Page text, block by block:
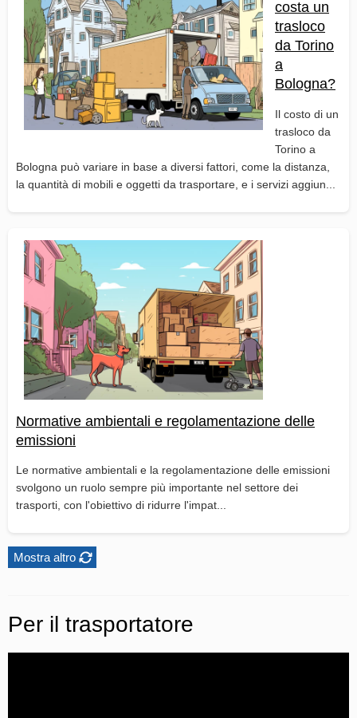
costa un
trasloco
da Torino
a
Bologna?
Il costo di un
trasloco da
Torino a
Bologna può variare in base a diversi fattori, come la distanza,
la quantità di mobili e oggetti da trasportare, e i servizi aggiun...
Normative ambientali e regolamentazione delle
emissioni
Le normative ambientali e la regolamentazione delle emissioni
svolgono un ruolo sempre più importante nel settore dei
trasporti, con l'obiettivo di ridurre l'impat...
Mostra altro
Per il trasportatore